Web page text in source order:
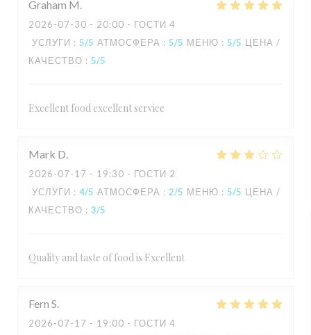
Graham M
2026-07-30 - 20:00 - ГОСТИ 4
УСЛУГИ : 5/5 АТМОСФЕРА : 5/5 МЕНЮ : 5/5 ЦЕНА /
КАЧЕСТВО : 5/5
Excellent food excellent service
Mark D
2026-07-17 - 19:30 - ГОСТИ 2
УСЛУГИ : 4/5 АТМОСФЕРА : 2/5 МЕНЮ : 5/5 ЦЕНА /
КАЧЕСТВО : 3/5
Quality and taste of food is Excellent
Fern S
2026-07-17 - 19:00 - ГОСТИ 4